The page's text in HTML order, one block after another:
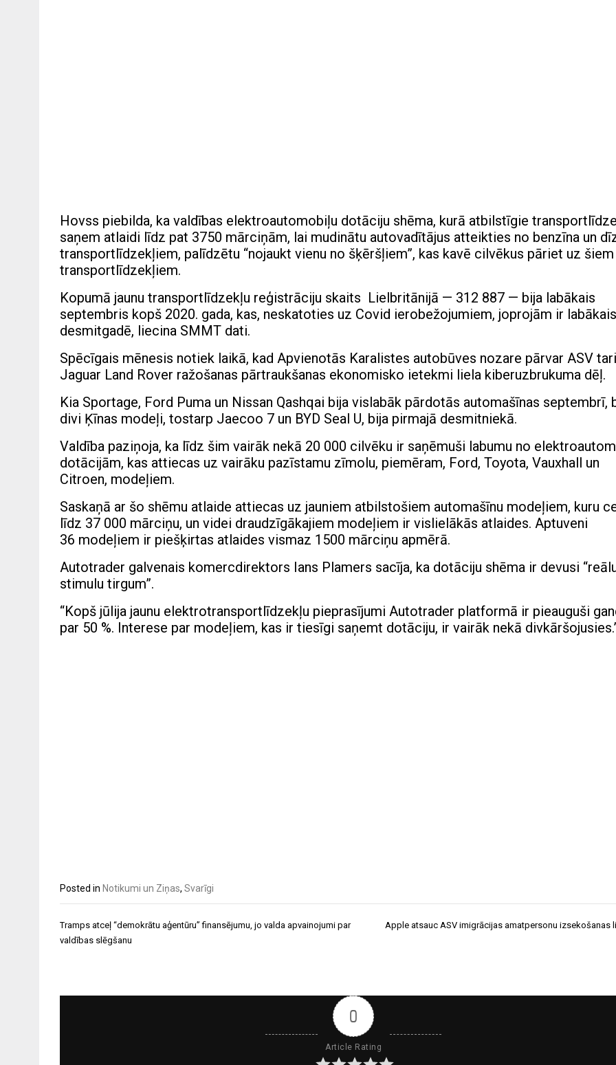
Hovss piebilda, ka valdības elektroautomobiļu dotāciju shēma, kurā atbilstīgie
saņem atlaidi līdz pat 3750 mārciņām, lai mudinātu autovadītājus atteikties no benzīna un
transportlīdzekļiem, palīdzētu “nojaukt vienu no šķēršļiem”, kas kavē cilvēkus pāriet uz šiem
transportlīdzekļiem.
Kopumā jaunu transportlīdzekļu reģistrāciju skaits Lielbritānijā — 312 887 — bija labākais
septembris kopš 2020. gada, kas, neskatoties uz Covid ierobežojumiem, joprojām ir
desmitgadē, liecina SMMT dati.
Spēcīgais mēnesis notiek laikā, kad Apvienotās Karalistes autobūves nozare pārvar ASV
Jaguar Land Rover ražošanas pārtraukšanas ekonomisko ietekmi liela kiberuzbrukuma dēļ.
Kia Sportage, Ford Puma un Nissan Qashqai bija vislabāk pārdotās automašīnas septembrī,
divi Ķīnas modeļi, tostarp Jaecoo 7 un BYD Seal U, bija pirmajā desmitniekā.
Valdība paziņoja, ka līdz šim vairāk nekā 20 000 cilvēku ir saņēmuši labumu no
dotācijām, kas attiecas uz vairāku pazīstamu zīmolu, piemēram, Ford, Toyota, Vauxhall un
Citroen, modeļiem.
Saskaņā ar šo shēmu atlaide attiecas uz jauniem atbilstošiem automašīnu modeļiem, kuru
līdz 37 000 mārciņu, un videi draudzīgākajiem modeļiem ir vislielākās atlaides. Aptuveni
36 modeļiem ir piešķirtas atlaides vismaz 1500 mārciņu apmērā.
Autotrader galvenais komercdirektors Ians Plamers sacīja, ka dotāciju shēma ir devusi
stimulu tirgum”.
“Kopš jūlija jaunu elektrotransportlīdzekļu pieprasījumi Autotrader platformā ir pieauguši
par 50 %. Interese par modeļiem, kas ir tiesīgi saņemt dotāciju, ir vairāk nekā
Posted in Notikumi un Ziņas, Svarīgi
Ziņu
izvēlne
Tramps atceļ “demokrātu aģentūru” finansējumu, jo valda apvainojumi par
valdības slēgšanu
Apple atsauc ASV imigrācijas amatpersonu izsekošanas
0
Article Rating